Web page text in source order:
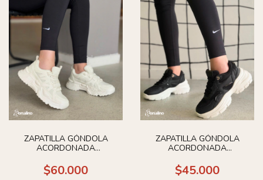
ZAPATILLA GÓNDOLA
ACORDONADA
$60.000
ZAPATILLA GÓNDOLA
ACORDONADA
$45.000